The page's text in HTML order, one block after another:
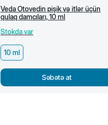
Veda Otovedin pişik və itlər üçün
qulaq damcıları, 10 ml
Stokda var
10 ml
Səbətə at